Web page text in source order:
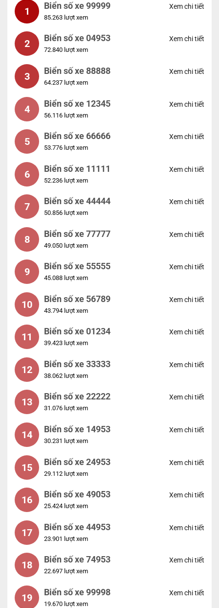
1 Biển số xe 99999
85.263 lượt xem
Xem chi tiết
2 Biển số xe 04953
72.840 lượt xem
Xem chi tiết
3 Biển số xe 88888
64.237 lượt xem
Xem chi tiết
4 Biển số xe 12345
56.116 lượt xem
Xem chi tiết
5 Biển số xe 66666
53.776 lượt xem
Xem chi tiết
6 Biển số xe 11111
52.236 lượt xem
Xem chi tiết
7 Biển số xe 44444
50.856 lượt xem
Xem chi tiết
8 Biển số xe 77777
49.050 lượt xem
Xem chi tiết
9 Biển số xe 55555
45.088 lượt xem
Xem chi tiết
10 Biển số xe 56789
43.794 lượt xem
Xem chi tiết
11 Biển số xe 01234
39.423 lượt xem
Xem chi tiết
12 Biển số xe 33333
38.062 lượt xem
Xem chi tiết
13 Biển số xe 22222
31.076 lượt xem
Xem chi tiết
14 Biển số xe 14953
30.231 lượt xem
Xem chi tiết
15 Biển số xe 24953
29.112 lượt xem
Xem chi tiết
16 Biển số xe 49053
25.424 lượt xem
Xem chi tiết
17 Biển số xe 44953
23.901 lượt xem
Xem chi tiết
18 Biển số xe 74953
22.697 lượt xem
Xem chi tiết
19 Biển số xe 99998
19.670 lượt xem
Xem chi tiết